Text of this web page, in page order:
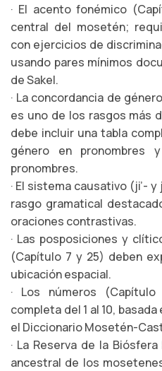
· El acento fonémico
central del mosetén;
con ejercicios de
usando pares mínimos
de Sakel.
· La concordancia de
es uno de los rasgos más
debe incluir una tabla
género en pronombres
pronombres.
· El sistema causativo (ji’-
rasgo gramatical
oraciones contrastivas.
· Las posposiciones y
(Capítulo 7 y 25) deben
ubicación espacial.
· Los números
completa del 1 al 10,
el Diccionario Mosetén-
· La Reserva de la
ancestral de los